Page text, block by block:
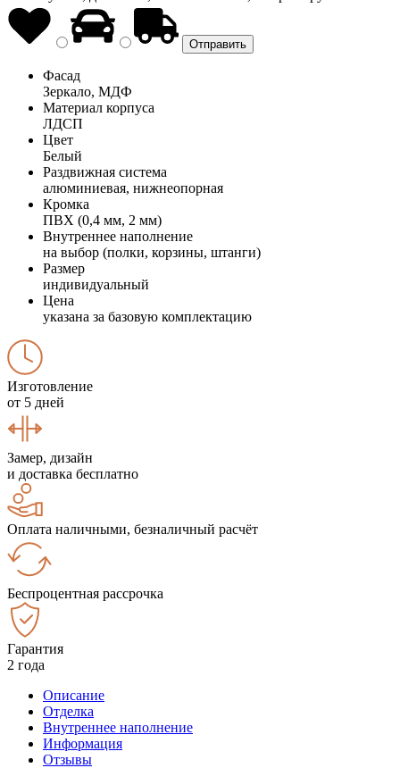
Фасад
Зеркало, МДФ
Материал корпуса
ЛДСП
Цвет
Белый
Раздвижная система
алюминиевая, нижнеопорная
Кромка
ПВХ (0,4 мм, 2 мм)
Внутреннее наполнение
на выбор (полки, корзины, штанги)
Размер
индивидуальный
Цена
указана за базовую комплектацию
Изготовление
от 5 дней
Замер, дизайн
и доставка бесплатно
Оплата наличными, безналичный расчёт
Беспроцентная рассрочка
Гарантия
2 года
Описание
Отделка
Внутреннее наполнение
Информация
Отзывы